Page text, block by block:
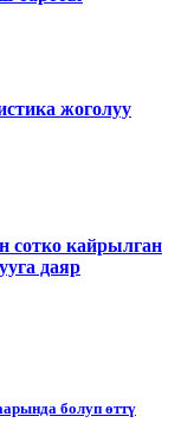
жоголуу
сотко кайрылган
даяр
болуп өттү